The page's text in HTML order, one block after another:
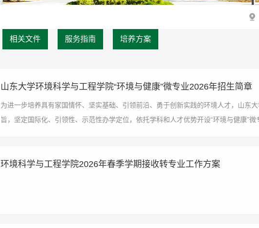
相关文件 服务指南 培养方案
山东大学环境科学与工程学院“环境与健康”微专业2026年招生简章
为进一步培养具有家国情怀、坚实基础、引领前沿、勇于创新实践的环境人才，山东
旨，坚定国际化、引领性、示范性办学定位，依托学科和人才优势开设“环境与健康”微
环境科学与工程学院2026年春季学期接收转专业工作方案